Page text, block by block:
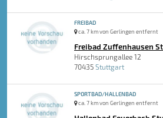
FREIBAD
ca. 7 km von Gerlingen entfernt
Freibad Zuffenhausen
Hirschsprungallee 12
70435 Stuttgart
SPORTBAD/HALLENBAD
ca. 7 km von Gerlingen entfernt